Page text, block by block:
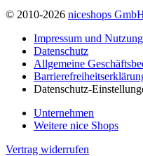
© 2010-2026 niceshops
Impressum und
Datenschutz
Allgemeine
Datenschutz-
Unternehmen
Weitere nice Shops
Vertrag widerrufen